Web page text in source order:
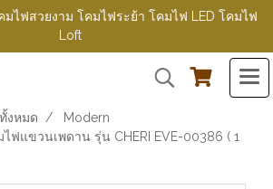
ไฟสวยงาม โคมไฟระย้า โคมไฟ LED โคมไฟ
Loft
งหมด
Modern
ไฟแขวนเพดาน รุ่น CHERI EVE-00386 ( 1